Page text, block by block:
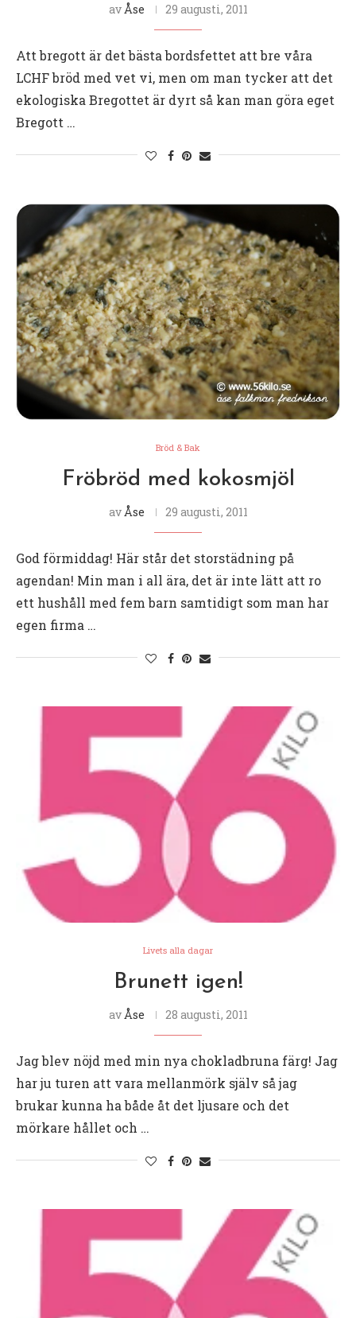
av Åse 29 augusti, 2011
Att bregott är det bästa bordsfettet att bre våra
LCHF bröd med vet vi, men om man tycker att det
ekologiska Bregottet är dyrt så kan man göra eget
Bregott …
Bröd & Bak
Fröbröd med kokosmjöl
av Åse 29 augusti, 2011
God förmiddag! Här står det storstädning på
agendan! Min man i all ära, det är inte lätt att ro
ett hushåll med fem barn samtidigt som man har
egen firma …
Livets alla dagar
Brunett igen!
av Åse 28 augusti, 2011
Jag blev nöjd med min nya chokladbruna färg! Jag
har ju turen att vara mellanmörk själv så jag
brukar kunna ha både åt det ljusare och det
mörkare hållet och …